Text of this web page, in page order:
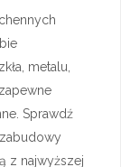
metalu,
Sprawdź
z najwyższej